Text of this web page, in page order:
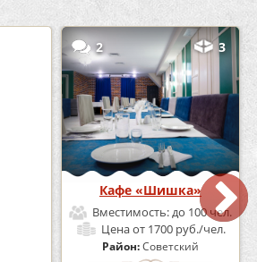
2 3
Кафе «Шишка»
Вместимость:до 100 чел.
Ценаот 1700 руб./чел.
Район:Советский